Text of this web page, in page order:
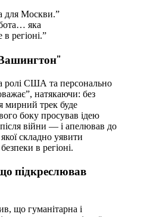
для Москви.”
яка
регіоні.”
ролі США та персонально
натякаючи: без
мирний трек буде
боку просував ідею
війни — і апелював до
складно уявити
в регіоні.
підкреслював
що гуманітарна і